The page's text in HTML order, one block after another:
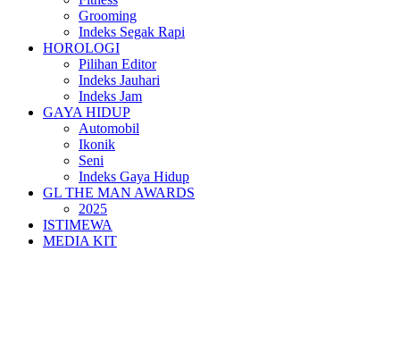
Grooming
Indeks Segak Rapi
HOROLOGI
Pilihan Editor
Indeks Jauhari
Indeks Jam
GAYA HIDUP
Automobil
Ikonik
Seni
Indeks Gaya Hidup
GL THE MAN AWARDS
2025
ISTIMEWA
MEDIA KIT